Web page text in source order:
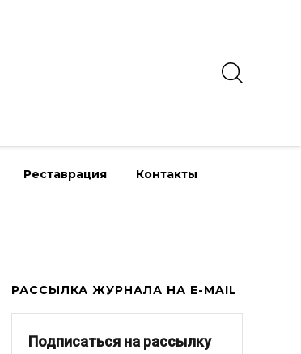
Реставрация Контакты
РАССЫЛКА ЖУРНАЛА НА E-MAIL
Подписаться на рассылку